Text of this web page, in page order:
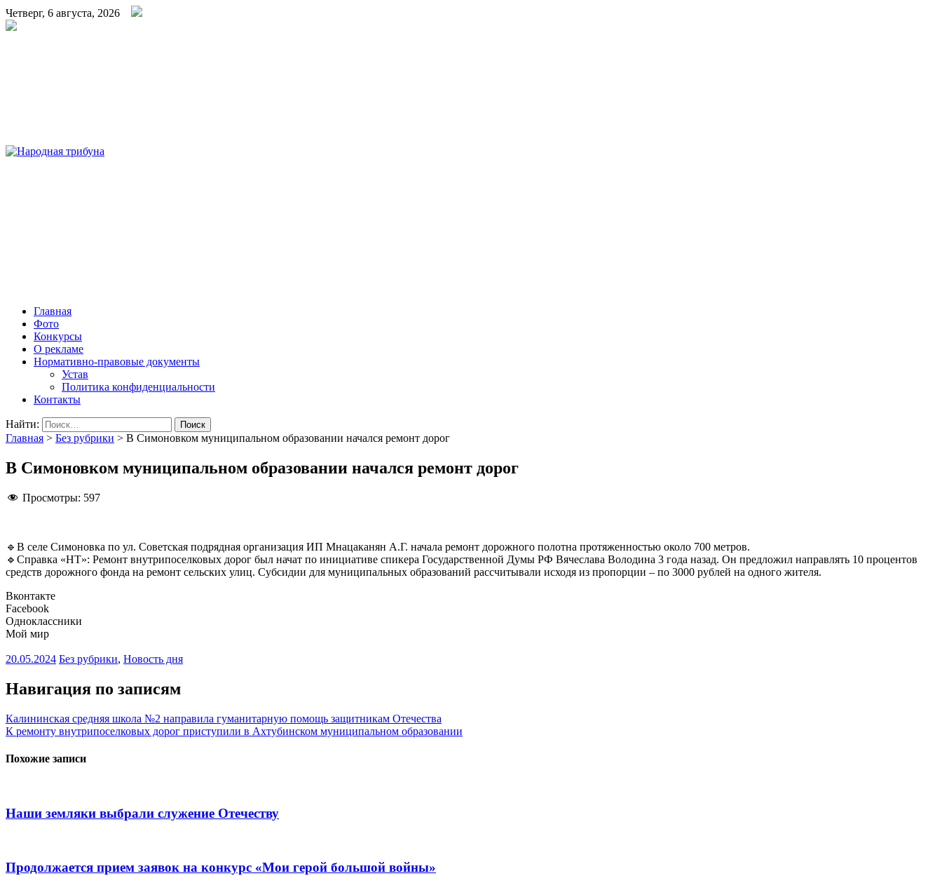
Четверг, 6 августа, 2026
Главная
Фото
Конкурсы
О рекламе
Нормативно-правовые документы
Устав
Политика конфиденциальности
Контакты
Найти:
Главная > Без рубрики > В Симоновком муниципальном образовании начался ремонт дорог
В Симоновком муниципальном образовании начался ремонт дорог
Просмотры: 597
🔹В селе Симоновка по ул. Советская подрядная организация ИП Мнацаканян А.Г. начала ремонт дорожного полотна протяженностью около 700 метров.
🔹Справка «НТ»: Ремонт внутрипоселковых дорог был начат по инициативе спикера Государственной Думы РФ Вячеслава Володина 3 года назад. Он предложил направлять 10 процентов
средств дорожного фонда на ремонт сельских улиц. Субсидии для муниципальных образований рассчитывали исходя из пропорции – по 3000 рублей на одного жителя.
Вконтакте
Facebook
Одноклассники
Мой мир
20.05.2024 Без рубрики, Новость дня
Навигация по записям
Калининская средняя школа №2 направила гуманитарную помощь защитникам Отечества
К ремонту внутрипоселковых дорог приступили в Ахтубинском муниципальном образовании
Похожие записи
Наши земляки выбрали служение Отечеству
Продолжается прием заявок на конкурс «Мои герой большой войны»